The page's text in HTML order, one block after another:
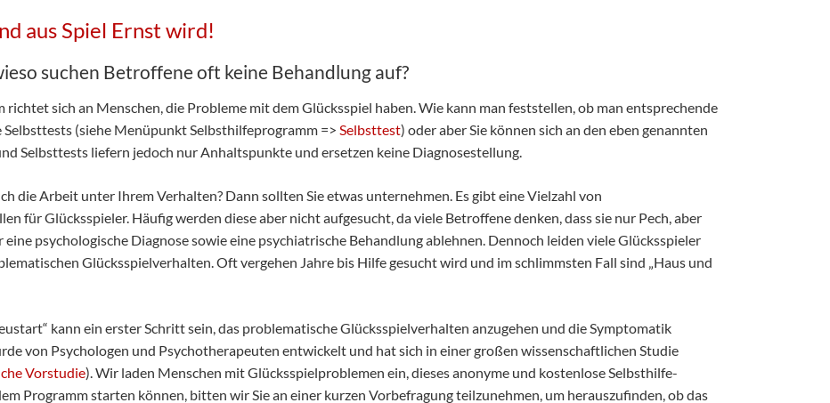
aus Spiel Ernst wird!
suchen Betroffene oft keine Behandlung auf?
sich an Menschen, die Probleme mit dem Glücksspiel haben. Wie kann man feststellen, ob man entsprechende
(siehe Menüpunkt Selbsthilfeprogramm => Selbsttest) oder aber Sie können sich an den eben genannten
Selbsttests liefern jedoch nur Anhaltspunkte und ersetzen keine Diagnosestellung.
die Arbeit unter Ihrem Verhalten? Dann sollten Sie etwas unternehmen. Es gibt eine Vielzahl von
für Glücksspieler. Häufig werden diese aber nicht aufgesucht, da viele Betroffene denken, dass sie nur Pech, aber
psychologische Diagnose sowie eine psychiatrische Behandlung ablehnen. Dennoch leiden viele Glücksspieler
Glücksspielverhalten. Oft vergehen Jahre bis Hilfe gesucht wird und im schlimmsten Fall sind „Haus und
kann ein erster Schritt sein, das problematische Glücksspielverhalten anzugehen und die Symptomatik
von Psychologen und Psychotherapeuten entwickelt und hat sich in einer großen wissenschaftlichen Studie
Vorstudie). Wir laden Menschen mit Glücksspielproblemen ein, dieses anonyme und kostenlose Selbsthilfe-
Programm starten können, bitten wir Sie an einer kurzen Vorbefragung teilzunehmen, um herauszufinden, ob das